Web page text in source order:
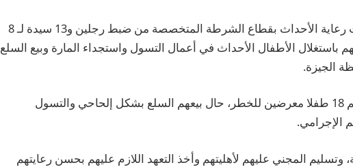
تمكنت الإدارة العامة لمباحث رعاية الأحداث بقطاع الشرطة المتخصصة من ضبط رجلين و13 سيدة لـ 8
باستغلال الأطفال الأحداث في أعمال التسول واستجداء المارة وبيع السلع
الجيزة.
وتم ضبط المتهمين وبصحبتهم 18 طفلا معرضين للخطر، حال بيعهم السلع بشكل إلحاحي والتسول
الإجرامي.
وتسليم المجني عليهم لأهليتهم وأخذ التعهد اللازم عليهم بحسن رعايتهم